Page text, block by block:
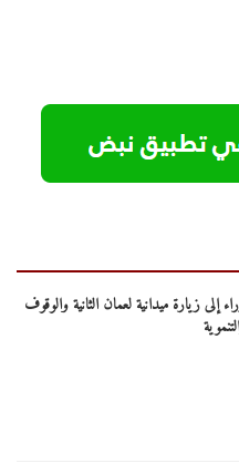
إلى زيارة ميدانية لعمان الثانية والوقوف